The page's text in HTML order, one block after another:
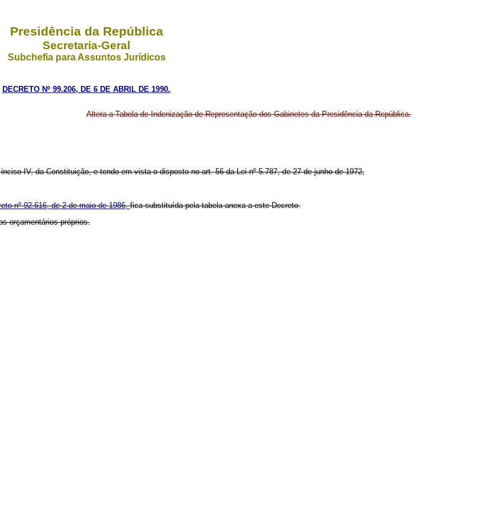
Presidência da República
Secretaria-Geral
Subchefia para Assuntos Jurídicos
DECRETO Nº 99.206, DE 6 DE ABRIL DE 1990.
Altera a Tabela de Indenização de Representação dos Gabinetes da Presidência da República.
IV, da Constituição, e tendo em vista o disposto no art. 56 da Lei nº 5.787, de 27 de junho de 1972,
nº 92.616, de 2 de maio de 1986,fica substituída pela tabela anexa a este Decreto.
orçamentários próprios.